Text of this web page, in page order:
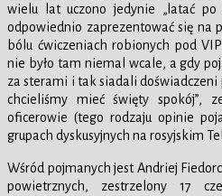
wielu lat uczono jedynie „latać
odpowiednio zaprezentować się na
bólu ćwiczeniach robionych pod
nie było tam niemal wcale, a gdy
za sterami i tak siadali doświadczeni
chcieliśmy mieć święty spokój”,
oficerowie (tego rodzaju opinie
grupach dyskusyjnych na rosyjskim
Wśród pojmanych jest Andriej
powietrznych, zestrzelony 17